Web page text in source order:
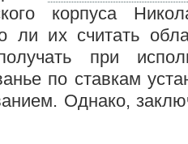
корпуса
ли их считать
при
по ставкам
Однако,